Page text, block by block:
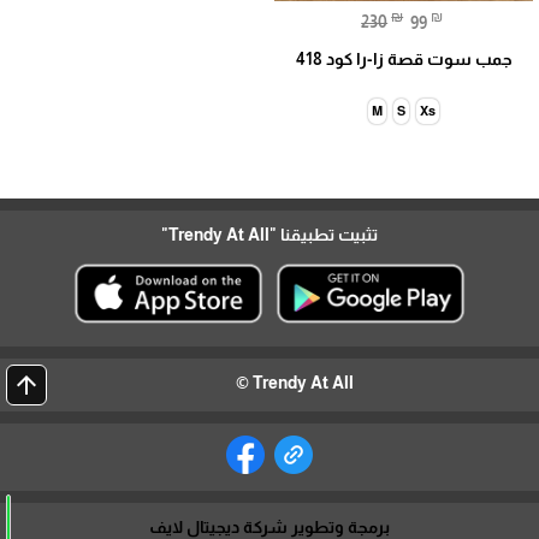
230 ₪ 99 ₪
جمب سوت قصة زا-را كود 418
Xs
S
M
تثبيت تطبيقنا "Trendy At All"
Trendy At All ©
arrow_upward
برمجة وتطوير شركة ديجيتال لايف